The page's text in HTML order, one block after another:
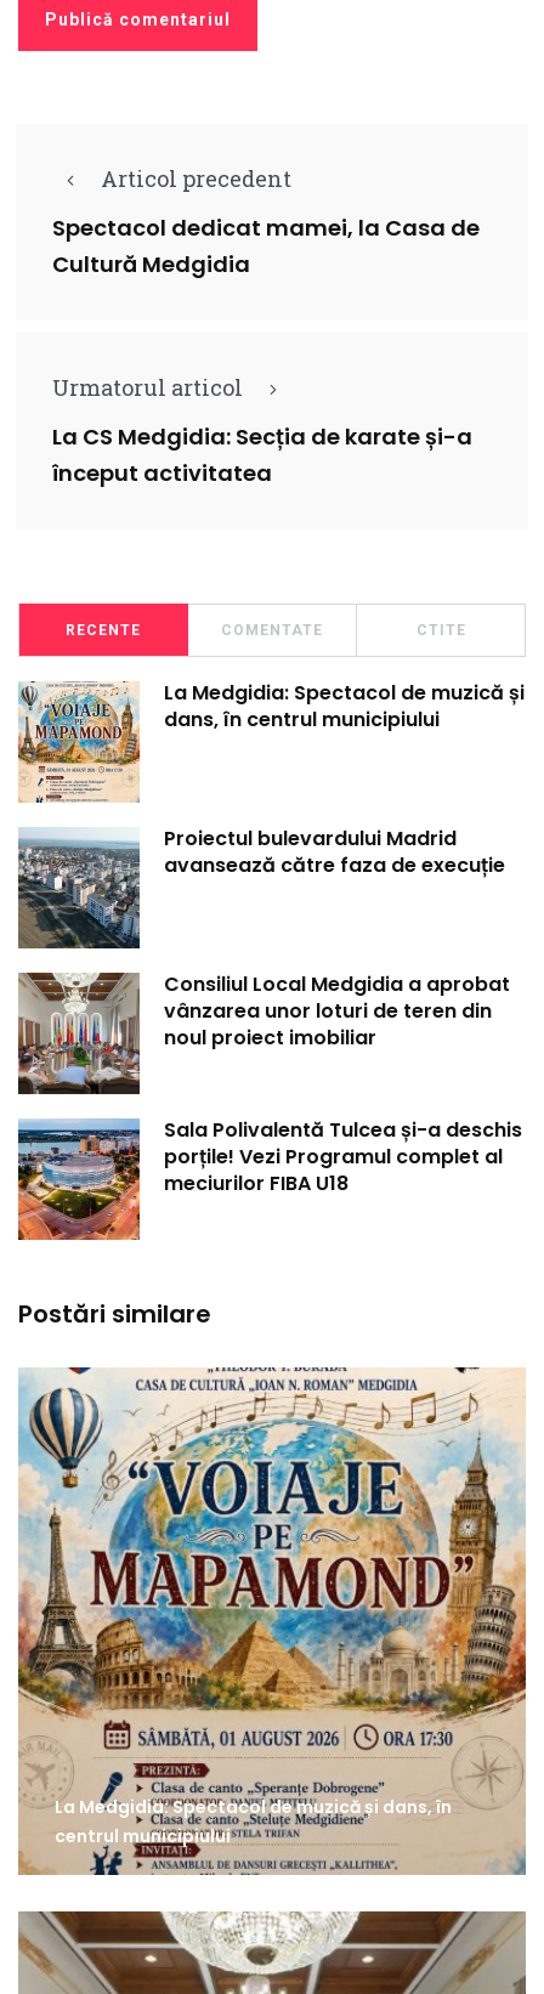
Articol precedent
Spectacol dedicat mamei, la Casa de
Cultură Medgidia
Urmatorul articol
La CS Medgidia: Secția de karate și-a
început activitatea
RECENTE COMENTATE CTITE
La Medgidia: Spectacol de muzică și
dans, în centrul municipiului
Proiectul bulevardului Madrid
avansează către faza de execuție
Consiliul Local Medgidia a aprobat
vânzarea unor loturi de teren din
noul proiect imobiliar
Sala Polivalentă Tulcea și-a deschis
porțile! Vezi Programul complet al
meciurilor FIBA U18
Postări similare
La Medgidia: Spectacol de muzică și dans, în
centrul municipiului